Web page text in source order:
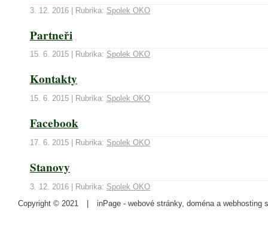
3. 12. 2016 | Rubrika: Spolek OKO
Partneři
15. 6. 2015 | Rubrika: Spolek OKO
Kontakty
15. 6. 2015 | Rubrika: Spolek OKO
Facebook
17. 6. 2015 | Rubrika: Spolek OKO
Stanovy
3. 12. 2016 | Rubrika: Spolek OKO
Copyright © 2021
inPage - webové stránky, doménaa webhosting